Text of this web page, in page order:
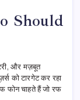
Should
और मज़बूत
को टारगेट कर रहा
फोन चाहते हैं जो रफ